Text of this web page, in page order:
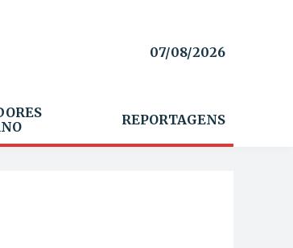
07/08/2026
REPORTAGENS